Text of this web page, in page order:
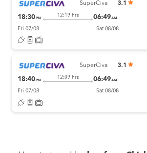
SuperCiva 3.1
18:30 PM
12:19 hrs 06:49AM
Fri 07/08 Sat 08/08
SuperCiva 3.1
18:40 PM
12:09 hrs 06:49AM
Fri 07/08 Sat 08/08